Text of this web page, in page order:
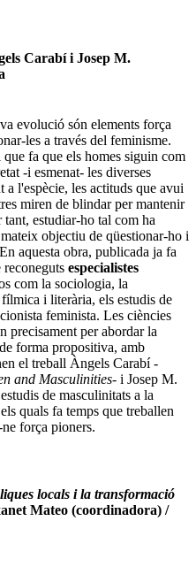
Carabí i Josep M.
evolució són elements força
les a través del feminisme.
fa que els homes siguin com
-i esmenat- les diverses
a l'espècie, les actituds que avui
miren de blindar per mantenir
estudiar-ho tal com ha
objectiu de qüestionar-ho i
aquesta obra, publicada ja fa
reconeguts especialistes
com la sociologia, la
i literària, els estudis de
feminista. Les ciències
precisament per abordar la
forma propositiva, amb
el treball Àngels Carabí -
and Masculinities- i Josep M.
de masculinitats a la
quals fa temps que treballen
ne força pioners.
locals i la transformació
Mateo (coordinadora) /